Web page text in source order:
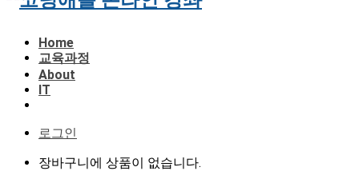
Home
교육과정
About
IT
로그인
장바구니에 상품이 없습니다.